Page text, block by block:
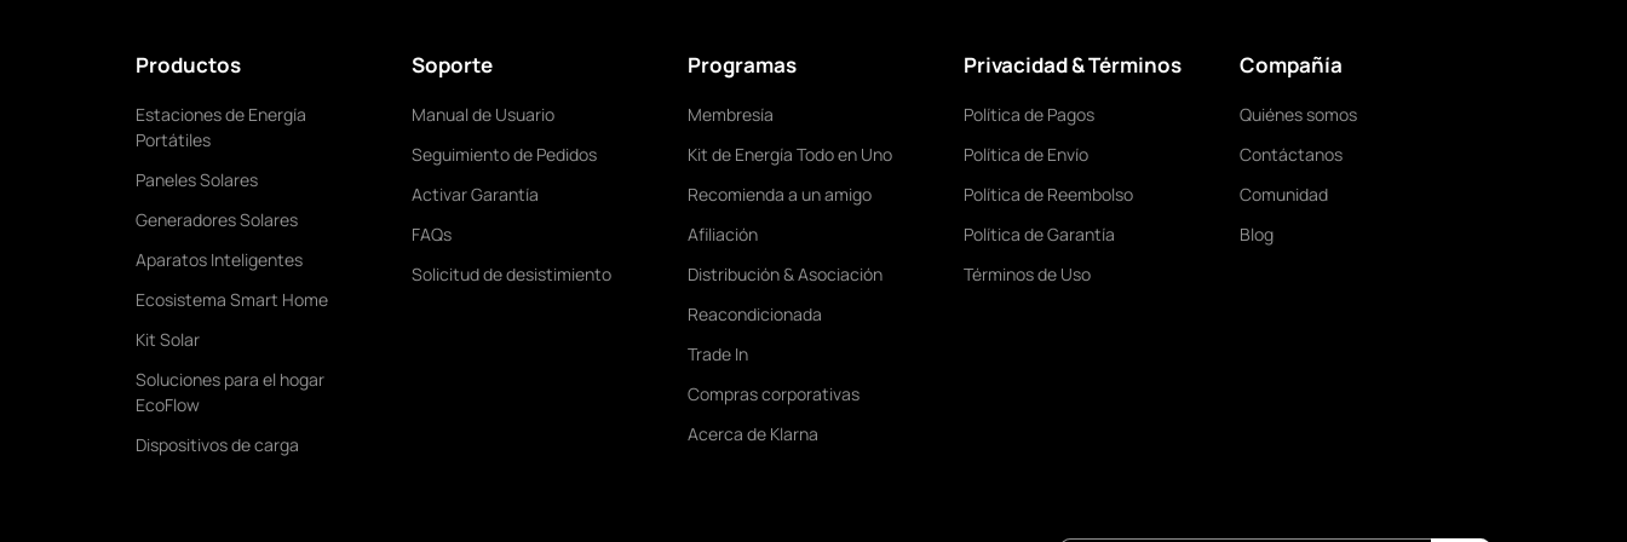
Productos
Estaciones de Energía
Portátiles
Paneles Solares
Generadores Solares
Aparatos Inteligentes
Ecosistema Smart Home
Kit Solar
Soluciones para el hogar
EcoFlow
Dispositivos de carga
Soporte
Manual de Usuario
Seguimiento de Pedidos
Activar Garantía
FAQs
Solicitud de desistimiento
Programas
Membresía
Kit de Energía Todo en Uno
Recomienda a un amigo
Afiliación
Distribución & Asociación
Reacondicionada
Trade In
Compras corporativas
Acerca de Klarna
Privacidad & Términos
Política de Pagos
Política de Envío
Política de Reembolso
Política de Garantía
Términos de Uso
Compañía
Quiénes somos
Contáctanos
Comunidad
Blog